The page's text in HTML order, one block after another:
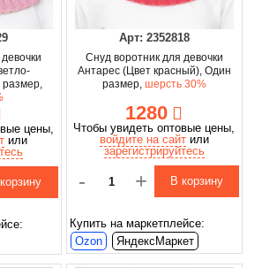
цены,
или
Арт: 2352818
Снуд воротник для девочки
Антарес (Цвет красный), Один
размер, шерсть 30%
1280
Чтобы увидеть оптовые цены,
войдите на сайтили
зарегистрируйтесь
- + В корзину
Купить на маркетплейсе:
Ozon
ЯндексМаркет